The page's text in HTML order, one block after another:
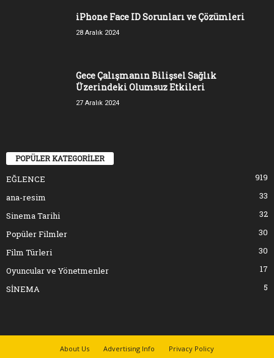
iPhone Face ID Sorunları ve Çözümleri
28 Aralık 2024
Gece Çalışmanın Bilişsel Sağlık
Üzerindeki Olumsuz Etkileri
27 Aralık 2024
POPÜLER KATEGORİLER
EĞLENCE
919
ana-resim
33
Sinema Tarihi
32
Popüler Filmler
30
Film Türleri
30
Oyuncular ve Yönetmenler
17
SİNEMA
5
About Us Advertising Info Privacy Policy